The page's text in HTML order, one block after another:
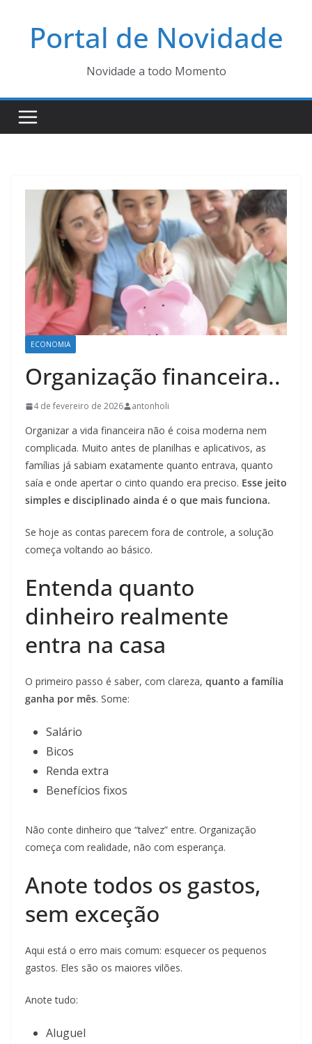
Portal de Novidade
Novidade a todo Momento
ECONOMIA
Organização financeira..
4 de fevereiro de 2026 antonholi
Organizar a vida financeira não é coisa moderna nem
complicada. Muito antes de planilhas e aplicativos, as
famílias já sabiam exatamente quanto entrava, quanto
saía e onde apertar o cinto quando era preciso. Esse jeito
simples e disciplinado ainda é o que mais funciona.
Se hoje as contas parecem fora de controle, a solução
começa voltando ao básico.
Entenda quanto
dinheiro realmente
entra na casa
O primeiro passo é saber, com clareza, quanto a família
ganha por mês. Some:
Salário
Bicos
Renda extra
Benefícios fixos
Não conte dinheiro que “talvez” entre. Organização
começa com realidade, não com esperança.
Anote todos os gastos,
sem exceção
Aqui está o erro mais comum: esquecer os pequenos
gastos. Eles são os maiores vilões.
Anote tudo:
Aluguel